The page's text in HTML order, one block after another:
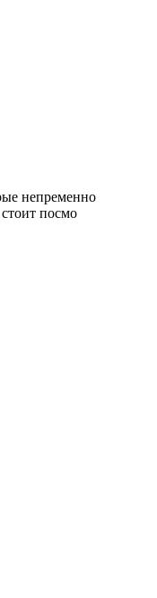
непременно
посмо